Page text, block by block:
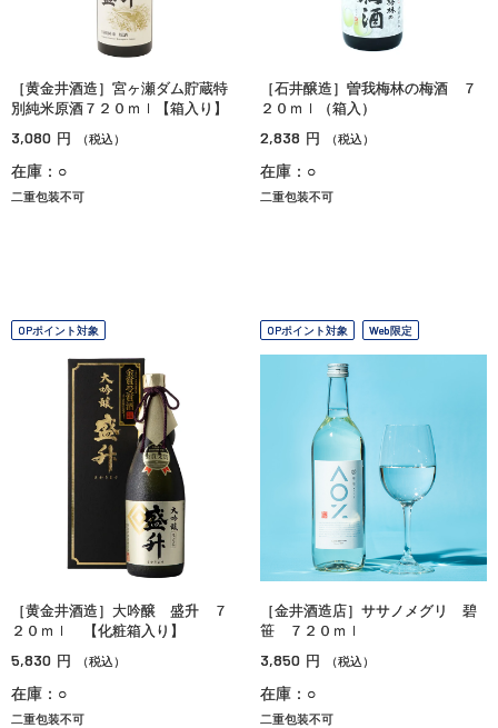
［黄金井酒造］宮ヶ瀬ダム貯蔵特
別純米原酒７２０ｍｌ【箱入り】
3,080 円 （税込）
在庫：○
二重包装不可
［石井醸造］曽我梅林の梅酒 ７
２０ｍｌ（箱入）
2,838 円 （税込）
在庫：○
二重包装不可
OPポイント対象
［黄金井酒造］大吟醸 盛升 ７
２０ｍｌ 【化粧箱入り】
5,830 円 （税込）
在庫：○
二重包装不可
OPポイント対象 Web限定
［金井酒造店］ササノメグリ 碧
笹 ７２０ｍｌ
3,850 円 （税込）
在庫：○
二重包装不可